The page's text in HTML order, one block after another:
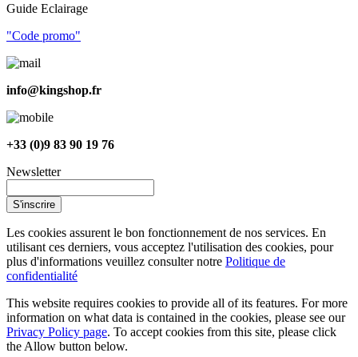
Guide Eclairage
"Code promo"
info@kingshop.fr
+33 (0)9 83 90 19 76
Newsletter
S'inscrire
Les cookies assurent le bon fonctionnement de nos services. En
utilisant ces derniers, vous acceptez l'utilisation des cookies, pour
plus d'informations veuillez consulter notre Politique de
confidentialité
This website requires cookies to provide all of its features. For more
information on what data is contained in the cookies, please see our
Privacy Policy page. To accept cookies from this site, please click
the Allow button below.